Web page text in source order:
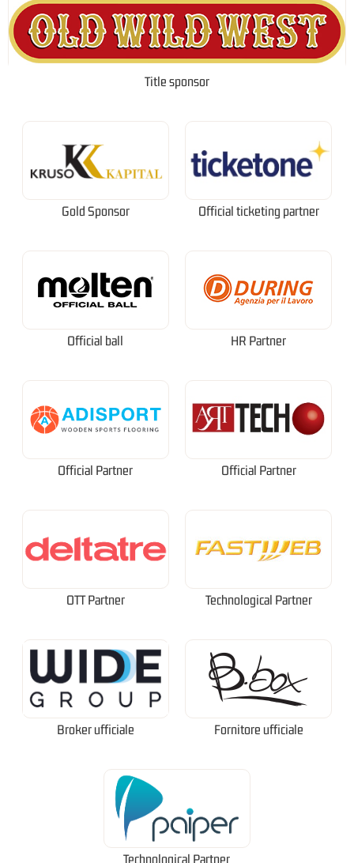
Title sponsor
Gold Sponsor Official ticketing partner
Official ball HR Partner
Official Partner Official Partner
OTT Partner Technological Partner
Broker ufficiale Fornitore ufficiale
Technological Partner